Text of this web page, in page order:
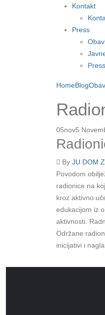
Kontakt
Press
Press
HomeBlog
05nov5
By JU DOM
Povodom
radionice na
kroz aktivno
edukacijom iz
aktivnosti.
Održane
inicijativi i